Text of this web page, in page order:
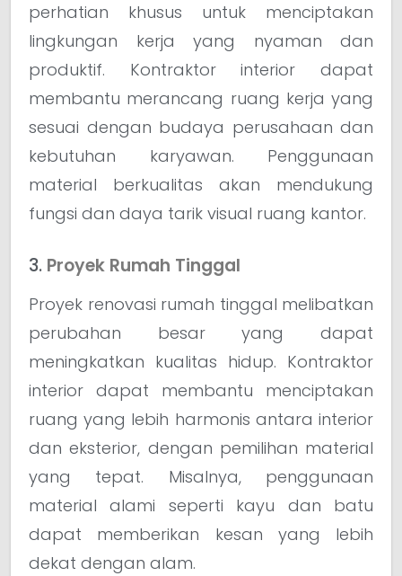
perhatian khusus untuk menciptakan
lingkungan kerja yang nyaman dan
produktif. Kontraktor interior dapat
membantu merancang ruang kerja yang
sesuai dengan budaya perusahaan dan
kebutuhan karyawan. Penggunaan
material berkualitas akan mendukung
fungsi dan daya tarik visual ruang kantor.
3. Proyek Rumah Tinggal
Proyek renovasi rumah tinggal melibatkan
perubahan besar yang dapat
meningkatkan kualitas hidup. Kontraktor
interior dapat membantu menciptakan
ruang yang lebih harmonis antara interior
dan eksterior, dengan pemilihan material
yang tepat. Misalnya, penggunaan
material alami seperti kayu dan batu
dapat memberikan kesan yang lebih
dekat dengan alam.